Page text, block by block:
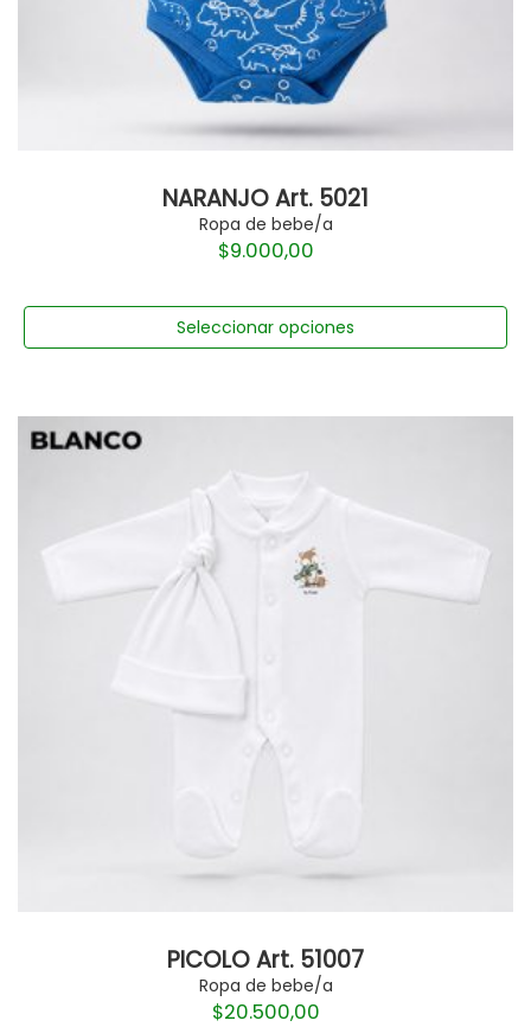
NARANJO Art. 5021
Ropa de bebe/a
$9.000,00
Seleccionar opciones
PICOLO Art. 51007
Ropa de bebe/a
$20.500,00